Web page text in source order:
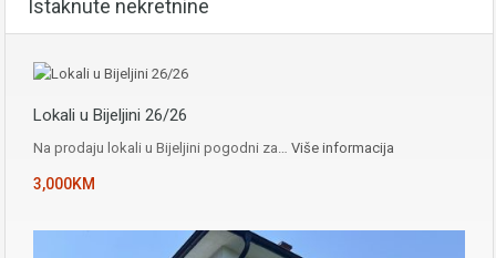
Istaknute nekretnine
Lokali u Bijeljini 26/26
Na prodaju lokali u Bijeljini pogodni za… Više informacija
3,000KM